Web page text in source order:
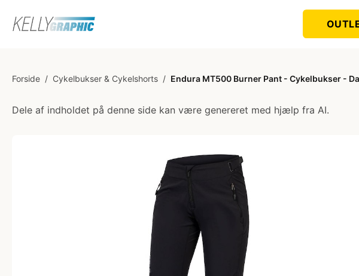
Forside / Cykelbukser & Cykelshorts / Endura MT500 Burner Pant - Cykelbukser -
Dele af indholdet på denne side kan være genereret med hjælp fra AI.